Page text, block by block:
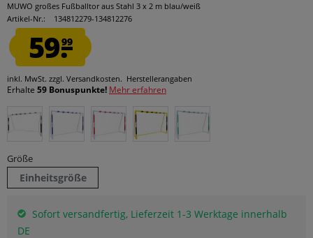
MUWO großes Fußballtor aus Stahl 3 x 2 m blau/weiß
Artikel-Nr.:
134812279-134812276
59.99
inkl. MwSt. zzgl. Versandkosten. Herstellerangaben
Erhalte 59 Bonuspunkte! Mehr erfahren
Größe
Einheitsgröße
Sofort versandfertig, Lieferzeit 1-3 Werktage innerhalb
DE